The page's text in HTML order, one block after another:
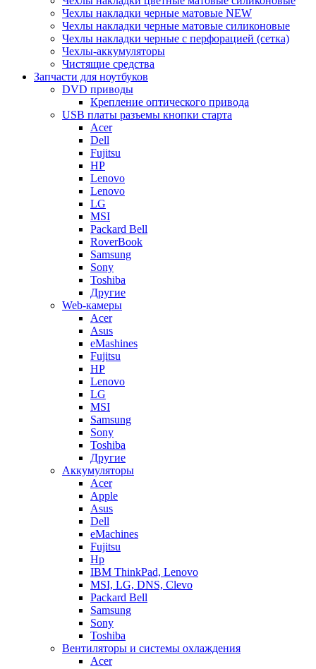
Чехлы накладки черные матовые NEW
Чехлы накладки черные матовые силиконовые
Чехлы накладки черные с перфорацией (сетка)
Чехлы-аккумуляторы
Чистящие средства
Запчасти для ноутбуков
DVD приводы
Крепление оптического привода
USB платы разъемы кнопки старта
Acer
Dell
Fujitsu
HP
Lenovo
Lenovo
LG
MSI
Packard Bell
RoverBook
Samsung
Sony
Toshiba
Другие
Web-камеры
Acer
Asus
eMashines
Fujitsu
HP
Lenovo
LG
MSI
Samsung
Sony
Toshiba
Другие
Аккумуляторы
Acer
Apple
Asus
Dell
eMachines
Fujitsu
Hp
IBM ThinkPad, Lenovo
MSI, LG, DNS, Clevo
Packard Bell
Samsung
Sony
Toshiba
Вентиляторы и системы охлаждения
Acer